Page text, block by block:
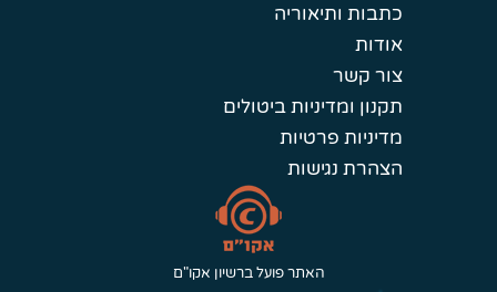
כתבות ותיאוריה
אודות
צור קשר
תקנון ומדיניות ביטולים
מדיניות פרטיות
הצהרת נגישות
האתר פועל ברשיון אקו"ם